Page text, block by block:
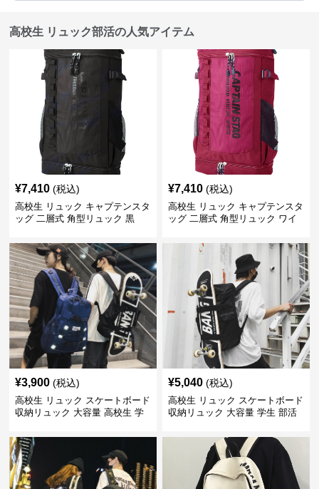
高校生 リュック部活の人気アイテム
¥7,410 (税込)
高校生 リュック キャプテンスタ
ッグ 二層式 角型リュック 黒
¥7,410 (税込)
高校生 リュック キャプテンスタ
ッグ 二層式 角型リュック ワイ
¥3,900 (税込)
高校生 リュック スケートボード
収納リュック 大容量 高校生 学
¥5,040 (税込)
高校生 リュック スケートボード
収納リュック 大容量 学生 部活